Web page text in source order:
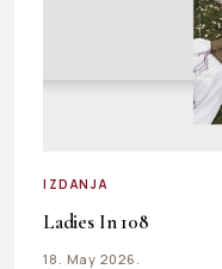
IZDANJA
Ladies In 108
18. May 2026.